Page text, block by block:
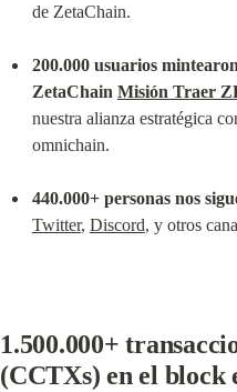
de ZetaChain.
200.000 usuarios
ZetaChain Misión Traer
nuestra alianza estratégica
omnichain.
440.000+ personas nos
Twitter, Discord, y otros
1.500.000+
(CCTXs) en el block